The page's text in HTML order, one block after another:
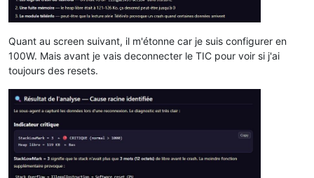
Quant au screen suivant, il m'étonne car je suis configurer en
100W. Mais avant je vais deconnecter le TIC pour voir si j'ai
toujours des resets.